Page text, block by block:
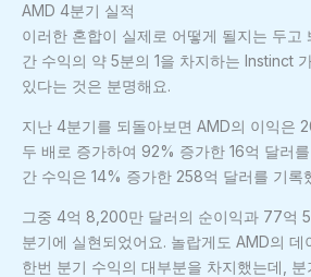
AMD 4분기 실적
이러한 혼합이 실제로 어떻게 될지는 두고
간 수익의 약 5분의 1을 차지하는 Instinct
있다는 것은 분명해요.
지난 4분기를 되돌아보면 AMD의 이익은
두 배로 증가하여 92% 증가한 16억 달러
간 수익은 14% 증가한 258억 달러를 기록
그중 4억 8,200만 달러의 순이익과 77억
분기에 실현되었어요. 놀랍게도 AMD의 데
한번 분기 수익의 대부분을 차지했는데,